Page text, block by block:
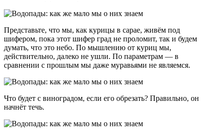
Представьте, что мы, как курицы в сарае, живём под
шифером, пока этот шифер град не проломит, так и будем
думать, что это небо. По мышлению от куриц мы,
действительно, далеко не ушли. По параметрам — в
сравнении с прошлым мы даже муравьями не являемся.
Что будет с виноградом, если его обрезать? Правильно, он
начнёт течь.